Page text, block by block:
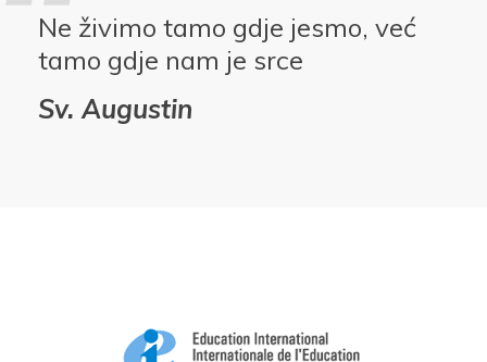
Ne živimo tamo gdje jesmo, već
tamo gdje nam je srce
Sv. Augustin